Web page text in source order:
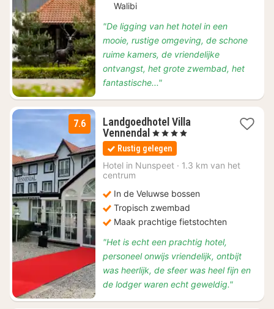
Walibi
"De ligging van het hotel in een
mooie, rustige omgeving, de schone
ruime kamers, de vriendelijke
ontvangst, het grote zwembad, het
fantastische..."
7.6
Landgoedhotel Villa
Vennendal 1
nacht
vanaf
€
, 4 Sterren
Rustig gelegen
Hotel in Nunspeet · 1.3 km van het
centrum
In de Veluwse bossen
Tropisch zwembad
Maak prachtige fietstochten
"Het is echt een prachtig hotel,
personeel onwijs vriendelijk, ontbijt
was heerlijk, de sfeer was heel fijn en
de lodger waren echt geweldig."